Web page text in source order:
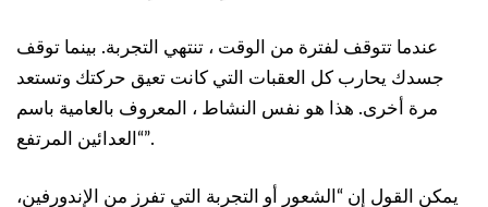
عندما تتوقف لفترة من الوقت ، تنتهي التجربة. بينما توقف
جسدك يحارب كل العقبات التي كانت تعيق حركتك وتستعد
مرة أخرى. هذا هو نفس النشاط ، المعروف بالعامية باسم
“العدائين المرتفع”.
يمكن القول إن “الشعور أو التجربة التي تفرز من الإندورفين،